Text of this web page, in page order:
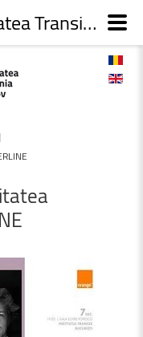
|
Chamber Jazz@Universitatea Transilvania| BORDERLINE